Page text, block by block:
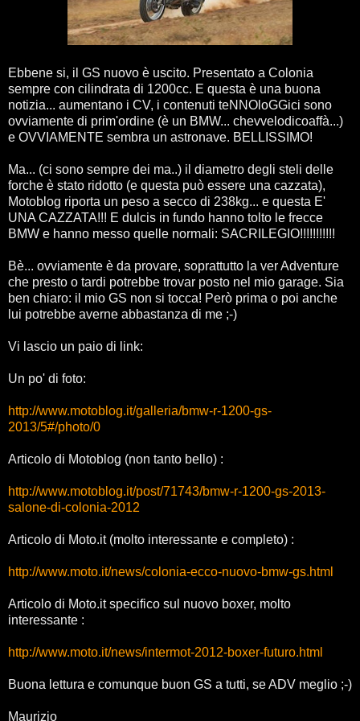
Ebbene si, il GS nuovo è uscito. Presentato a Colonia
sempre con cilindrata di 1200cc. E questa è una buona
notizia... aumentano i CV, i contenuti teNNOloGGici sono
ovviamente di prim'ordine (è un BMW... chevvelodicoaffà...)
e OVVIAMENTE sembra un astronave. BELLISSIMO!
Ma... (ci sono sempre dei ma..) il diametro degli steli delle
forche è stato ridotto (e questa può essere una cazzata),
Motoblog riporta un peso a secco di 238kg... e questa E'
UNA CAZZATA!!! E dulcis in fundo hanno tolto le frecce
BMW e hanno messo quelle normali: SACRILEGIO!!!!!!!!!!!
Bè... ovviamente è da provare, soprattutto la ver Adventure
che presto o tardi potrebbe trovar posto nel mio garage. Sia
ben chiaro: il mio GS non si tocca! Però prima o poi anche
lui potrebbe averne abbastanza di me ;-)
Vi lascio un paio di link:
Un po' di foto:
http://www.motoblog.it/galleria/bmw-r-1200-gs-
2013/5#/photo/0
Articolo di Motoblog (non tanto bello) :
http://www.motoblog.it/post/71743/bmw-r-1200-gs-2013-
salone-di-colonia-2012
Articolo di Moto.it (molto interessante e completo) :
http://www.moto.it/news/colonia-ecco-nuovo-bmw-gs.html
Articolo di Moto.it specifico sul nuovo boxer, molto
interessante :
http://www.moto.it/news/intermot-2012-boxer-futuro.html
Buona lettura e comunque buon GS a tutti, se ADV meglio ;-)
Maurizio